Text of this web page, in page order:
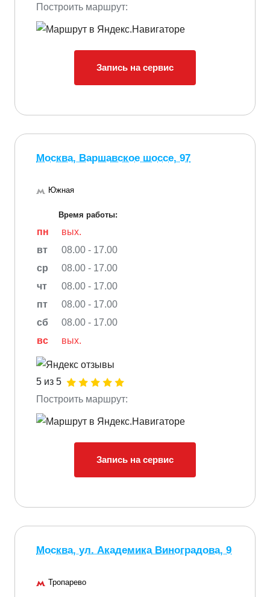
Построить маршрут:
Запись на сервис
Москва, Варшавское шоссе, 97
Южная
Время работы:
пн
вых.
вт
08.00 - 17.00
ср
08.00 - 17.00
чт
08.00 - 17.00
пт
08.00 - 17.00
сб
08.00 - 17.00
вс
вых.
5 из 5
Построить маршрут:
Запись на сервис
Москва, ул. Академика Виноградова, 9
Тропарево